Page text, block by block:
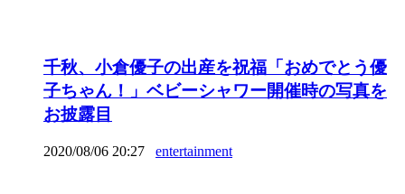
千秋、小倉優子の出産を祝福「おめでとう優
子ちゃん！」ベビーシャワー開催時の写真を
お披露目
2020/08/06 20:27 entertainment